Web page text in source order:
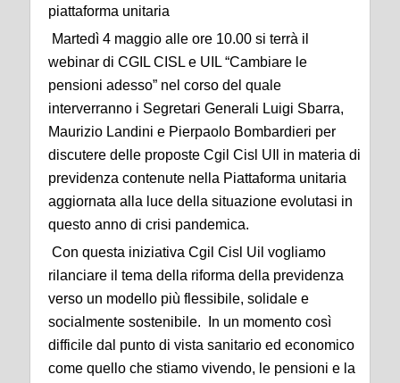
piattaforma unitaria
Martedì 4 maggio alle ore 10.00 si terrà il
webinar di CGIL CISL e UIL “Cambiare le
pensioni adesso” nel corso del quale
interverranno i Segretari Generali Luigi Sbarra,
Maurizio Landini e Pierpaolo Bombardieri per
discutere delle proposte Cgil Cisl UIl in materia di
previdenza contenute nella Piattaforma unitaria
aggiornata alla luce della situazione evolutasi in
questo anno di crisi pandemica.
Con questa iniziativa Cgil Cisl Uil vogliamo
rilanciare il tema della riforma della previdenza
verso un modello più flessibile, solidale e
socialmente sostenibile. In un momento così
difficile dal punto di vista sanitario ed economico
come quello che stiamo vivendo, le pensioni e la